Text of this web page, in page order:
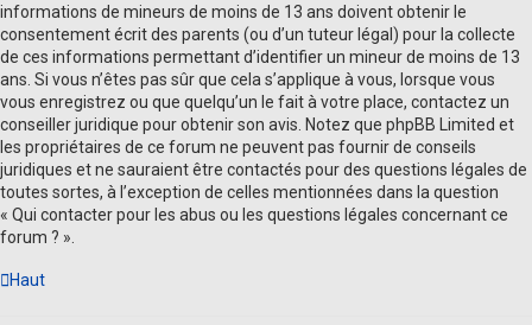
informations de mineurs de moins de 13 ans doivent obtenir le
consentement écrit des parents (ou d’un tuteur légal) pour la collecte
de ces informations permettant d’identifier un mineur de moins de 13
ans. Si vous n’êtes pas sûr que cela s’applique à vous, lorsque vous
vous enregistrez ou que quelqu’un le fait à votre place, contactez un
conseiller juridique pour obtenir son avis. Notez que phpBB Limited et
les propriétaires de ce forum ne peuvent pas fournir de conseils
juridiques et ne sauraient être contactés pour des questions légales de
toutes sortes, à l’exception de celles mentionnées dans la question
« Qui contacter pour les abus ou les questions légales concernant ce
forum ? ».
Haut